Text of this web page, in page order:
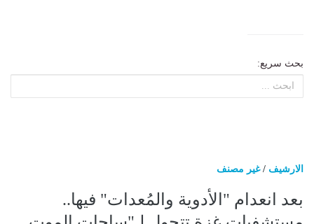
بحث سريع:
الارشيف /غير مصنف
بعد انعدام "الأدوية والمُعدات" فيها..